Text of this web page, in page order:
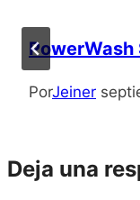
PowerWash
PorJeiner
Deja una